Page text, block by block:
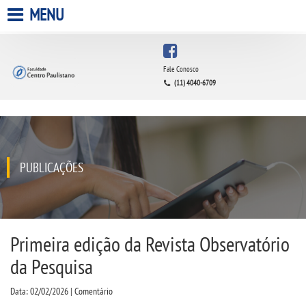
QUEM SOMOS
INFRAESTRUTURA
BIBLIOTECA
CPA
MENU
Fale Conosco
(11) 4040-6709
PUBLICAÇÕES
Primeira edição da Revista Observatório
da Pesquisa
Data: 02/02/2026 | Comentário